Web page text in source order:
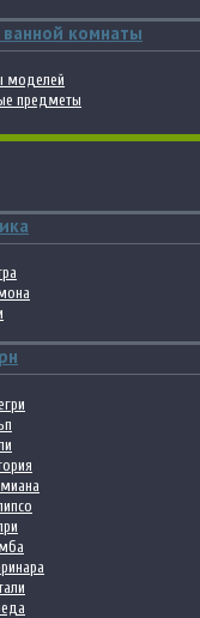
комнаты
моделей
предметы